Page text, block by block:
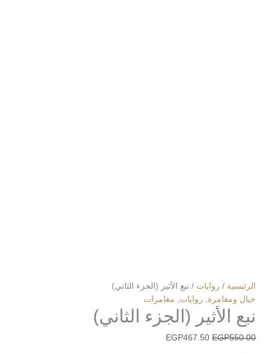
الرئيسية / روايات / نبع الأثير (الجزء الثاني)
خيال ومغامرة
روايات مغامرات
نبع الأثير (الجزء الثاني)
EGP550.00
EGP467.50